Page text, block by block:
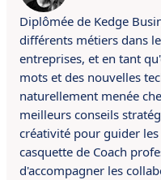
Diplômée de Kedge
différents métiers dans
entreprises, et en tant
mots et des nouvelles
naturellement menée
meilleurs conseils
créativité pour guider les
casquette de Coach
d'accompagner les